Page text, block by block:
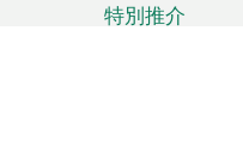
特別推介